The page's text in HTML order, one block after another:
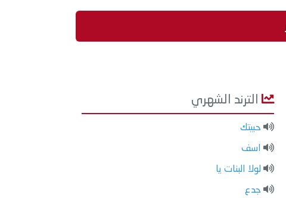
الترند الشهري
حبيتك
اسف
لولا البنات يا
جدع